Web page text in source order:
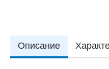
Описание